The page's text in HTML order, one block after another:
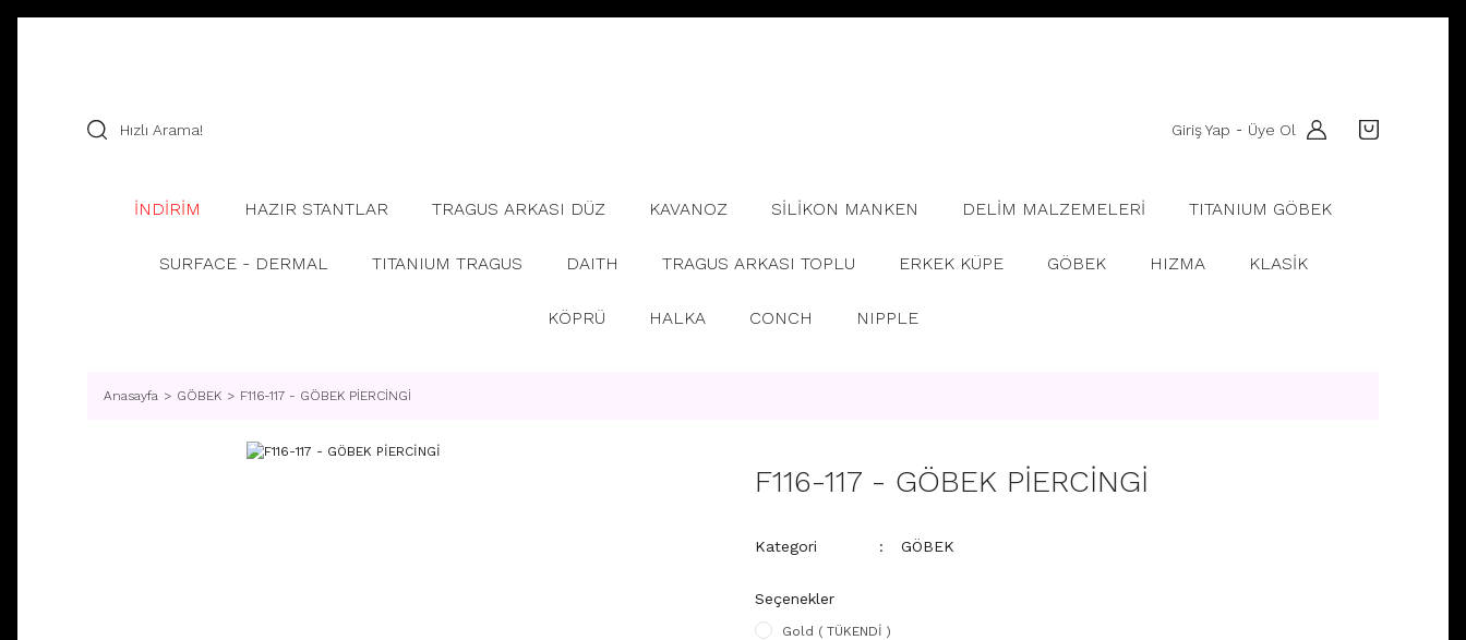
Giriş Yap - Üye Ol
İNDİRİM HAZIR STANTLAR TRAGUS ARKASI DÜZ KAVANOZ SİLİKON MANKEN DELİM MALZEMELERİ TITANIUM GÖBEK
SURFACE - DERMAL TITANIUM TRAGUS DAITH TRAGUS ARKASI TOPLU ERKEK KÜPE GÖBEK HIZMA KLASİK
KÖPRÜ HALKA CONCH NIPPLE
Anasayfa GÖBEK F116-117 - GÖBEK PİERCİNGİ
F116-117 - GÖBEK PİERCİNGİ
Kategori GÖBEK
Seçenekler
Gold ( TÜKENDİ )